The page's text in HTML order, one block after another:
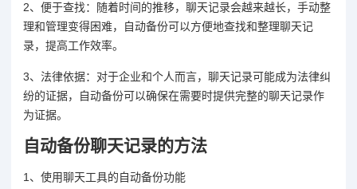
2、便于查找：随着时间的推移，聊天记录会越来越长，手动整
理和管理变得困难，自动备份可以方便地查找和整理聊天记
录，提高工作效率。
3、法律依据：对于企业和个人而言，聊天记录可能成为法律纠
纷的证据，自动备份可以确保在需要时提供完整的聊天记录作
为证据。
自动备份聊天记录的方法
1、使用聊天工具的自动备份功能